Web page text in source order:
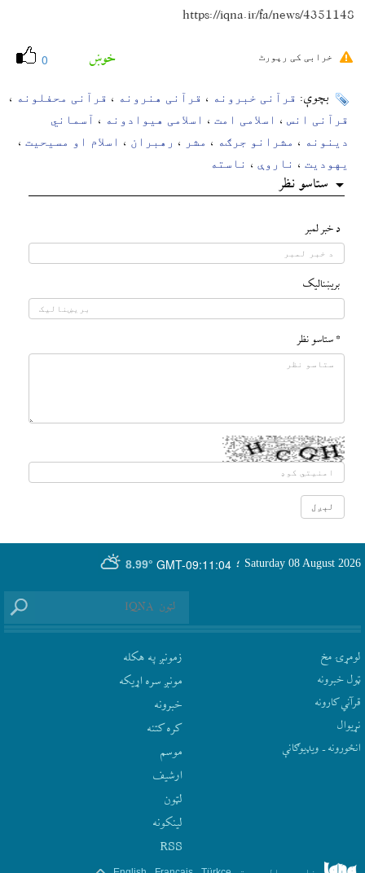
https://iqna.ir/fa/news/4351148
0 خوښ خرابی کی رپورٹ
بچوې: قرآنی خبرونه ، قرآنی هنرونه ، قرآنی محفلونه ،
قرآنی انس ، اسلامی امت ، اسلامی هیوادونه ، آسماني
دینونه ، مشرانو جرګه ، مشر ، رهبران ، اسلام او مسیحیت ،
یهودیت ، ناروې ، ناسته
ستاسو نظر
د خبر لمبر
بريښناليک
* ستاسو نظر
GMT-09:11:04
8.99° Saturday 08 August 2026 ؛
لومړۍ مخ
ټول خبرونه
قرآني کارونه
نړيوال
انځورونه ـ ویډیوګانې
زمونږ په هکله
مونږ سره اړيکه
‫خبرونه
کره کتنه
موسم
ارشيف
لټون
لينکونه
RSS